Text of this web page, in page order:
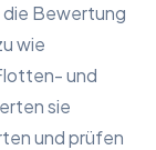
Bewertung
wie
und
sie
und prüfen